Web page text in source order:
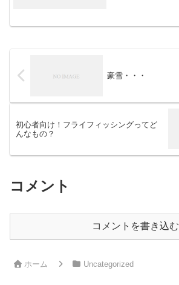
豪雪・・・
初心者向け！フライフィッシングってど
んなもの？
コメント
コメントを書き込む
ホーム Uncategorized